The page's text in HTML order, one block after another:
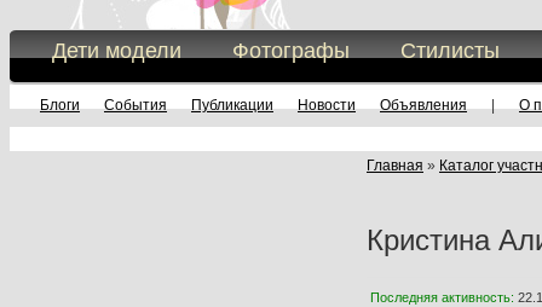
Дети модели Фотографы Стилисты
Блоги События Публикации Новости Объявления | О
Главная » Каталог
Кристина
Последняя активность: